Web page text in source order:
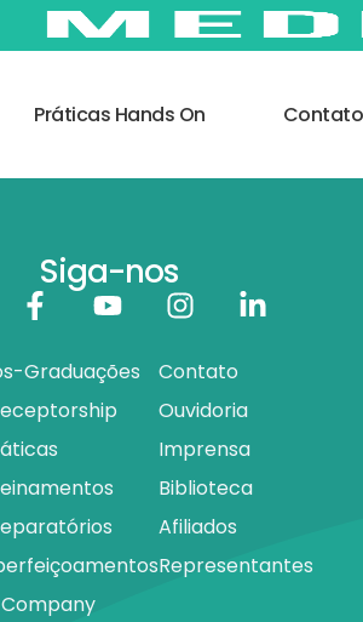
Práticas Hands On Contato
Siga-nos
Graduações
Contato
Ouvidoria
Imprensa
Biblioteca
Afiliados
Representantes